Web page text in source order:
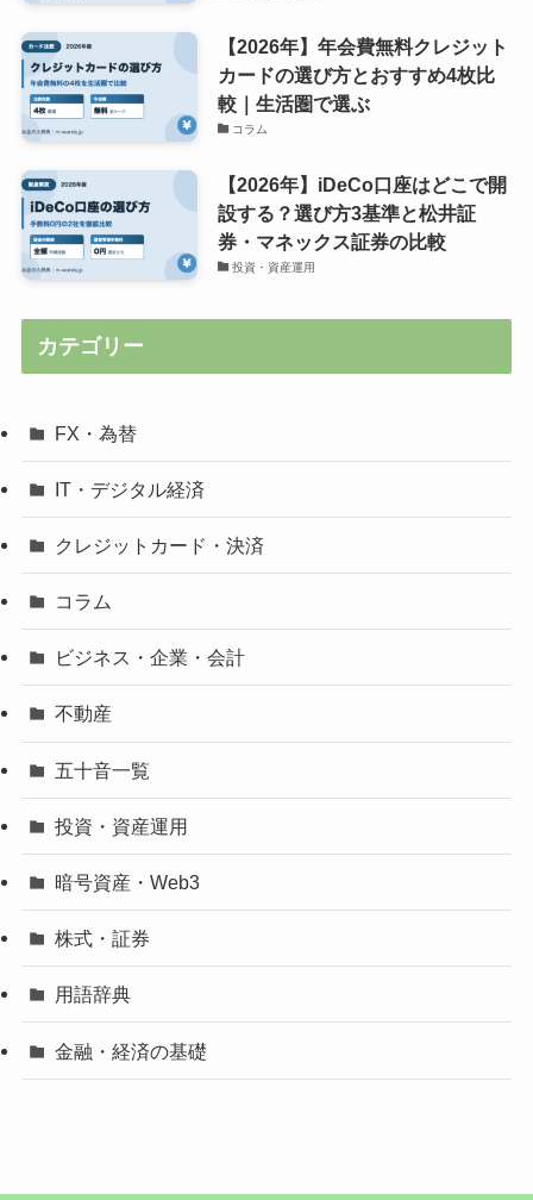
【2026年】年会費無料クレジット
カードの選び方とおすすめ4枚比
較｜生活圏で選ぶ
コラム
【2026年】iDeCo口座はどこで開
設する？選び方3基準と松井証
券・マネックス証券の比較
投資・資産運用
カテゴリー
FX・為替
IT・デジタル経済
クレジットカード・決済
コラム
ビジネス・企業・会計
不動産
五十音一覧
投資・資産運用
暗号資産・Web3
株式・証券
用語辞典
金融・経済の基礎